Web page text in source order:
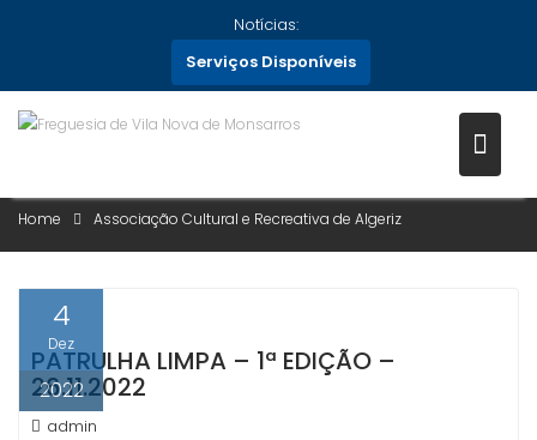
Notícias:
Serviços Disponíveis
CATEGORIA:ASSOCIAÇÃO
CULTURAL E RECREATIVA DE
Home Associação Cultural e Recreativa de Algeriz
4
Dez
2022
PATRULHA LIMPA – 1ª EDIÇÃO –
26.11.2022
admin